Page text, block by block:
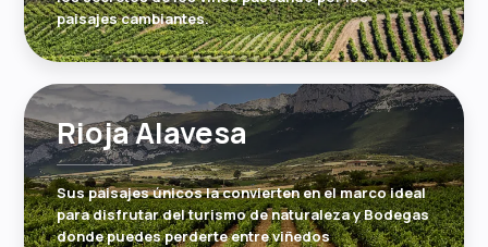
paisajes cambiantes.
Rioja Alavesa
Sus paisajes únicos la convierten en el marco ideal
para disfrutar del turismo de naturaleza y Bodegas
donde puedes perderte entre viñedos